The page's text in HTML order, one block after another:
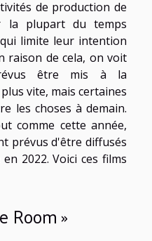
de production de
la plupart du temps
limite leur intention
raison de cela, on voit
être mis à la
vite, mais certaines
les choses à demain.
comme cette année,
prévus d'être diffusés
2022. Voici ces films
Room »